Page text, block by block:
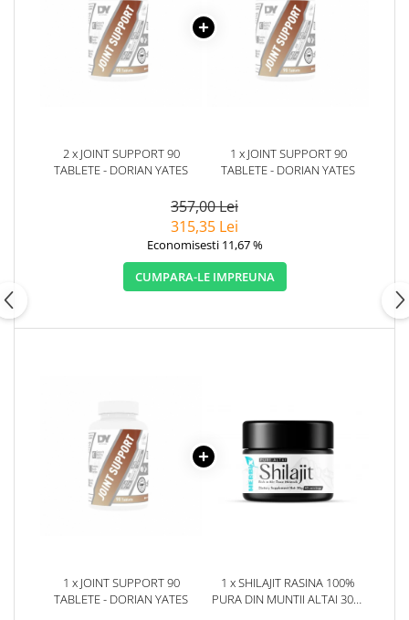
2 x JOINT SUPPORT 90
TABLETE - DORIAN YATES
1 x JOINT SUPPORT 90
TABLETE - DORIAN YATES
357,00 Lei
315,35 Lei
Economisesti 11,67 %
CUMPARA-LE IMPREUNA
1 x JOINT SUPPORT 90
TABLETE - DORIAN YATES
1 x SHILAJIT RASINA 100%
PURA DIN MUNTII ALTAI 30G.